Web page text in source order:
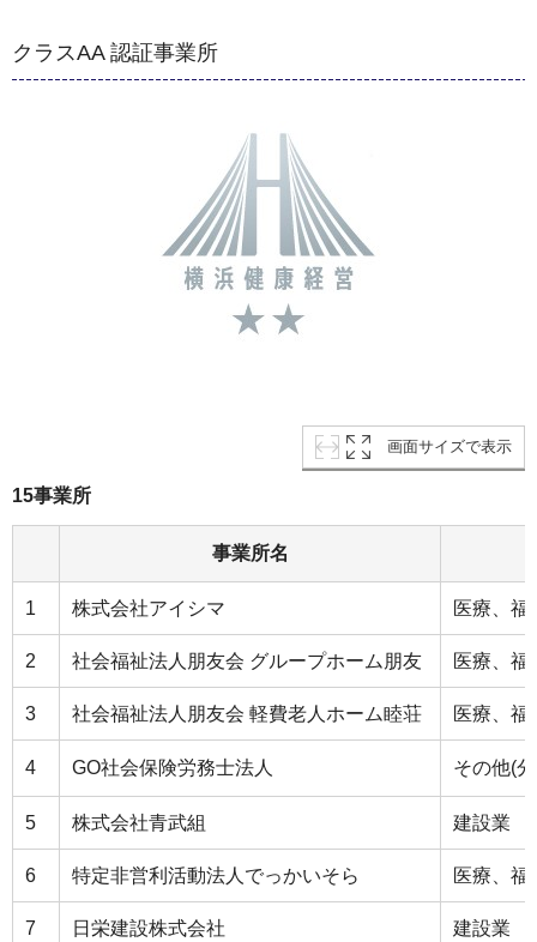
クラスAA 認証事業所
画面サイズで表示
15事業所
事業所名
1 株式会社アイシマ 医療、福
2 社会福祉法人朋友会 グループホーム朋友 医療、福
3 社会福祉法人朋友会 軽費老人ホーム睦荘 医療、福
4 GO社会保険労務士法人 その他(
5 株式会社青武組 建設業
6 特定非営利活動法人でっかいそら 医療、福
7 日栄建設株式会社 建設業